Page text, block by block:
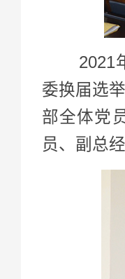
2021年9
委换届选
部全体党
员、副总